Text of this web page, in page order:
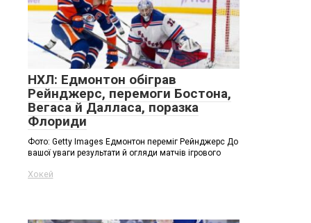
НХЛ: Едмонтон обіграв
Рейнджерс, перемоги Бостона,
Вегаса й Далласа, поразка
Флориди
Фото: Getty Images Едмонтон переміг Рейнджерс До
вашої уваги результати й огляди матчів ігрового
Хокей